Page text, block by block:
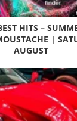
HITS –
|
AUGUST